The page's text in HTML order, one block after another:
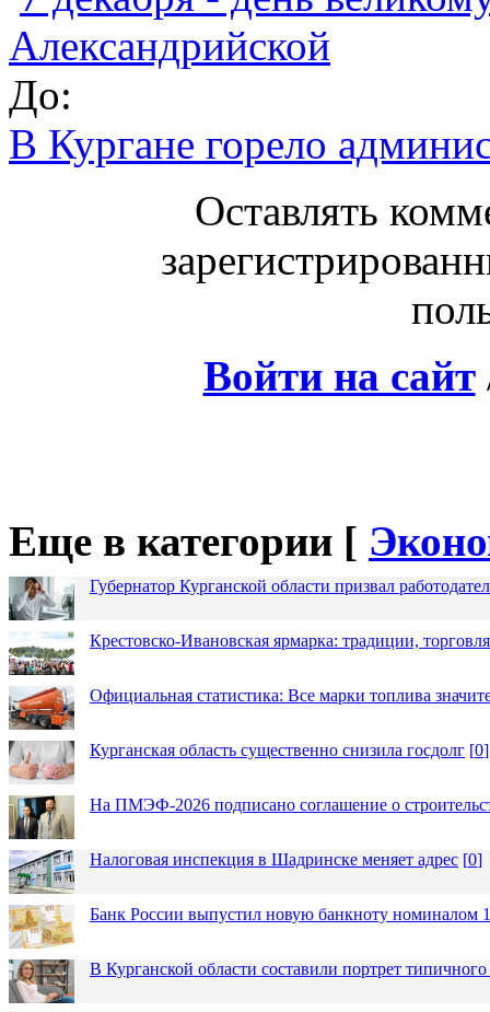
Александрийской
До:
В Кургане горело
Оставлять
Войти на сайт
Еще в категории [
Губернатор Курганской области призвал
Крестовско-Ивановская ярмарка: традиции,
Официальная статистика: Все марки топлива
Курганская область существенно снизила госдолг [0]
На ПМЭФ-2026 подписано соглашение о
Налоговая инспекция в Шадринске меняет адрес [0]
Банк России выпустил новую банкноту номиналом
В Курганской области составили портрет